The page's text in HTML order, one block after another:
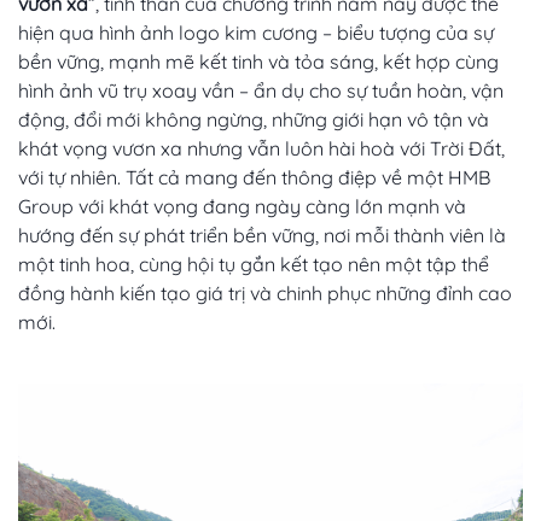
hiện qua hình ảnh logo kim cương – biểu tượng của sự
bền vững, mạnh mẽ kết tinh và tỏa sáng, kết hợp cùng
hình ảnh vũ trụ xoay vần – ẩn dụ cho sự tuần hoàn, vận
động, đổi mới không ngừng, những giới hạn vô tận và
khát vọng vươn xa nhưng vẫn luôn hài hoà với Trời Đất,
với tự nhiên. Tất cả mang đến thông điệp về một HMB
Group với khát vọng đang ngày càng lớn mạnh và
hướng đến sự phát triển bền vững, nơi mỗi thành viên là
một tinh hoa, cùng hội tụ gắn kết tạo nên một tập thể
đồng hành kiến tạo giá trị và chinh phục những đỉnh cao
mới.